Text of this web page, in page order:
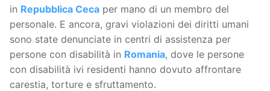
in Repubblica Ceca per mano di un membro del
personale. E ancora, gravi violazioni dei diritti umani
sono state denunciate in centri di assistenza per
persone con disabilità in Romania, dove le persone
con disabilità ivi residenti hanno dovuto affrontare
carestia, torture e sfruttamento.